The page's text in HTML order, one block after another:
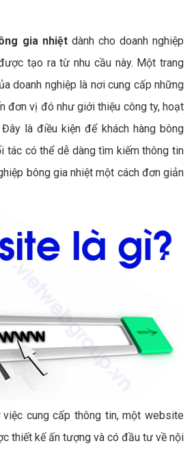
gia nhiệtdành cho doanh nghiệp
tạo ra từ nhu cầu này. Một trang
doanh nghiệp là nơi cung cấp những
đơn vị đó như giới thiệu công ty, hoạt
là điều kiện để khách hàng bông
tác có thể dễ dàng tìm kiếm thông tin
bông gia nhiệt một cách đơn giản
cung cấp thông tin, một website
thiết kế ấn tượng và có đầu tư về nội